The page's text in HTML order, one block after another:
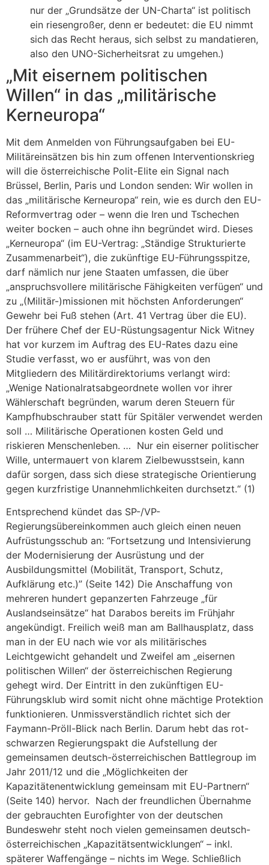
nur der „Grundsätze der UN-Charta“ ist politisch
ein riesengroßer, denn er bedeutet: die EU nimmt
sich das Recht heraus, sich selbst zu mandatieren,
also den UNO-Sicherheitsrat zu umgehen.)
„Mit eisernem politischen
Willen“ in das „militärische
Kerneuropa“
Mit dem Anmelden von Führungsaufgaben bei EU-
Militäreinsätzen bis hin zum offenen Interventionskrieg
will die österreichische Polit-Elite ein Signal nach
Brüssel, Berlin, Paris und London senden: Wir wollen in
das „militärische Kerneuropa“ rein, wie es durch den EU-
Reformvertrag oder – wenn die Iren und Tschechen
weiter bocken – auch ohne ihn begründet wird. Dieses
„Kerneuropa“ (im EU-Vertrag: „Ständige Strukturierte
Zusammenarbeit“), die zukünftige EU-Führungsspitze,
darf nämlich nur jene Staaten umfassen, die über
„anspruchsvollere militärische Fähigkeiten verfügen“ und
zu „(Militär-)missionen mit höchsten Anforderungen“
Gewehr bei Fuß stehen (Art. 41 Vertrag über die EU).
Der frühere Chef der EU-Rüstungsagentur Nick Witney
hat vor kurzem im Auftrag des EU-Rates dazu eine
Studie verfasst, wo er ausführt, was von den
Mitgliedern des Militärdirektoriums verlangt wird:
„Wenige Nationalratsabgeordnete wollen vor ihrer
Wählerschaft begründen, warum deren Steuern für
Kampfhubschrauber statt für Spitäler verwendet werden
soll … Militärische Operationen kosten Geld und
riskieren Menschenleben. … Nur ein eiserner politischer
Wille, untermauert von klarem Zielbewusstsein, kann
dafür sorgen, dass sich diese strategische Orientierung
gegen kurzfristige Unannehmlichkeiten durchsetzt.“ (1)
Entsprechend kündet das SP-/VP-
Regierungsübereinkommen auch gleich einen neuen
Aufrüstungsschub an: “Fortsetzung und Intensivierung
der Modernisierung der Ausrüstung und der
Ausbildungsmittel (Mobilität, Transport, Schutz,
Aufklärung etc.)” (Seite 142) Die Anschaffung von
mehreren hundert gepanzerten Fahrzeuge „für
Auslandseinsätze“ hat Darabos bereits im Frühjahr
angekündigt. Freilich weiß man am Ballhausplatz, dass
man in der EU nach wie vor als militärisches
Leichtgewicht gehandelt und Zweifel am „eisernen
politischen Willen“ der österreichischen Regierung
gehegt wird. Der Eintritt in den zukünftigen EU-
Führungsklub wird somit nicht ohne mächtige Protektion
funktionieren. Unmissverständlich richtet sich der
Faymann-Pröll-Blick nach Berlin. Darum hebt das rot-
schwarzen Regierungspakt die Aufstellung der
gemeinsamen deutsch-österreichischen Battlegroup im
Jahr 2011/12 und die „Möglichkeiten der
Kapazitätenentwicklung gemeinsam mit EU-Partnern“
(Seite 140) hervor. Nach der freundlichen Übernahme
der gebrauchten Eurofighter von der deutschen
Bundeswehr steht noch vielen gemeinsamen deutsch-
österreichischen „Kapazitätsentwicklungen“ – inkl.
späterer Waffengänge – nichts im Wege. Schließlich